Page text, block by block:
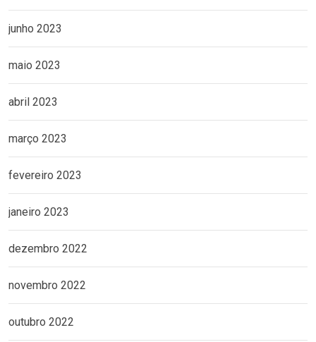
junho 2023
maio 2023
abril 2023
março 2023
fevereiro 2023
janeiro 2023
dezembro 2022
novembro 2022
outubro 2022